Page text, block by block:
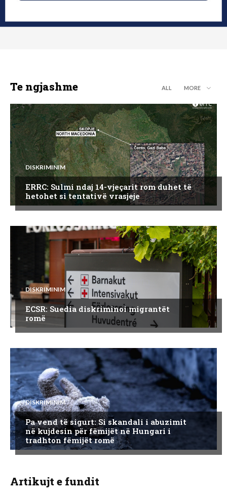
Te ngjashme ALL MORE
DISKRIMINIM
ERRC: Sulmi ndaj 14-vjeçarit rom duhet të
hetohet si tentativë vrasjeje
DISKRIMINIM
ECSR: Suedia diskriminoi migrantët
romë
DISKRIMINIM
Pa vend të sigurt: Si skandali i abuzimit
në kujdesin për fëmijët në Hungari i
tradhton fëmijët romë
Artikujt e fundit